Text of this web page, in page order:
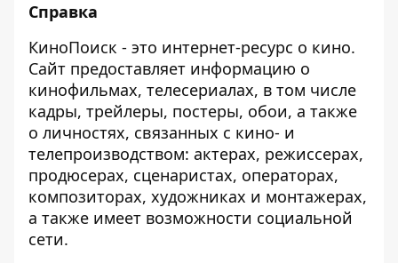
Справка
КиноПоиск - это интернет-ресурс о кино.
Сайт предоставляет информацию о
кинофильмах, телесериалах, в том числе
кадры, трейлеры, постеры, обои, а также
о личностях, связанных с кино- и
телепроизводством: актерах, режиссерах,
продюсерах, сценаристах, операторах,
композиторах, художниках и монтажерах,
а также имеет возможности социальной
сети.